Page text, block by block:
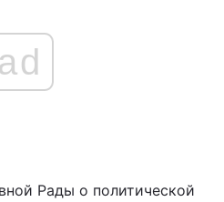
ad
Рады о политической